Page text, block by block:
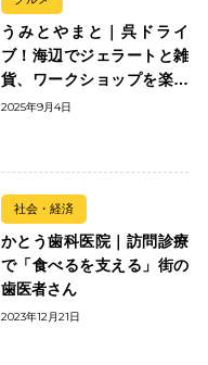
うみとやまと｜呉ドライ
ブ！海辺でジェラートと雑
貨、ワークショップを楽し
む
2025年9月4日
社会・経済
かとう歯科医院｜訪問診療
で「食べるを支える」街の
歯医者さん
2023年12月21日